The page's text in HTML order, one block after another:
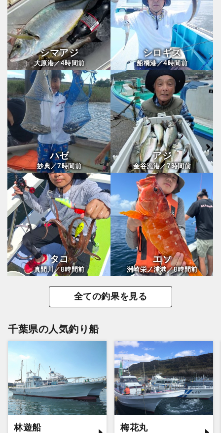
シマアジ
大原港／4時間前
シロギス
船橋港／4時間前
ハゼ
妙典／7時間前
アジ
金谷漁港／7時間前
タコ
真間川／8時間前
エソ
洲崎栄ノ浦港／8時間前
全ての釣果を見る
千葉県の人気釣り船
林遊船 梅花丸